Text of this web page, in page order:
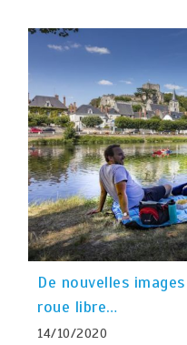
De nouvelles
roue libre…
14/10/2020